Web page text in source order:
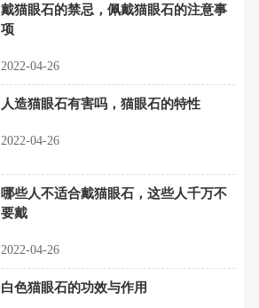
戴猫眼石的禁忌，佩戴猫眼石的注意事
项
2022-04-26
人造猫眼石有害吗，猫眼石的特性
2022-04-26
哪些人不适合戴猫眼石，这些人千万不
要戴
2022-04-26
白色猫眼石的功效与作用